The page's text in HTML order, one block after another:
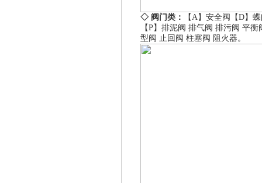
◇ 阀门类： 【A】 安全阀 【D】
【P】 排泥阀 排气阀 排污阀 平衡
型阀 止回阀 柱塞阀 阻火器。